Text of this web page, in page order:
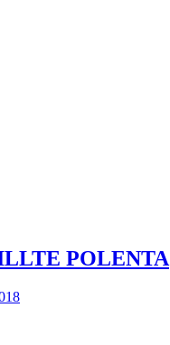
POLENTA